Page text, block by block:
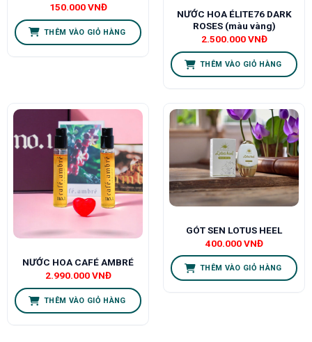
150.000VNĐ
THÊM VÀO GIỎ HÀNG
NƯỚC HOA ÉLITE76 DARK
ROSES (màu vàng)
2.500.000VNĐ
THÊM VÀO GIỎ HÀNG
NƯỚC HOA CAFÉ AMBRÉ
2.990.000VNĐ
THÊM VÀO GIỎ HÀNG
GÓT SEN LOTUS HEEL
400.000VNĐ
THÊM VÀO GIỎ HÀNG